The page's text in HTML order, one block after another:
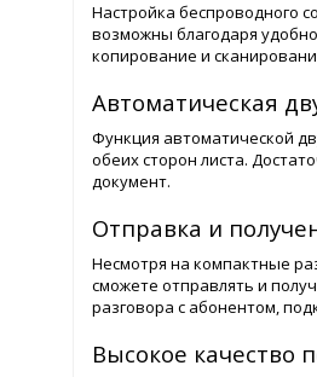
Настройка беспроводного
возможны благодаря
копирование и
Автоматическая
Функция автоматической
обеих сторон листа.
документ.
Отправка и
Несмотря на компактные
сможете отправлять и
разговора с абонентом,
Высокое качество